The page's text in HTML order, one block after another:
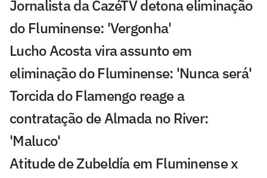
Jornalista da CazéTV detona eliminação
do Fluminense: 'Vergonha'
Lucho Acosta vira assunto em
eliminação do Fluminense: 'Nunca será'
Torcida do Flamengo reage a
contratação de Almada no River:
'Maluco'
Atitude de Zubeldía em Fluminense x